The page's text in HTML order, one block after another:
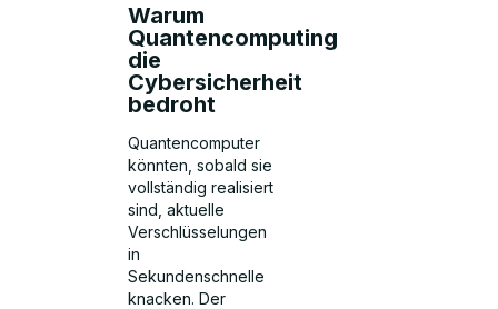
Warum
Quantencomputing
die
Cybersicherheit
bedroht
Quantencomputer
könnten, sobald sie
vollständig realisiert
sind, aktuelle
Verschlüsselungen
in
Sekundenschnelle
knacken. Der